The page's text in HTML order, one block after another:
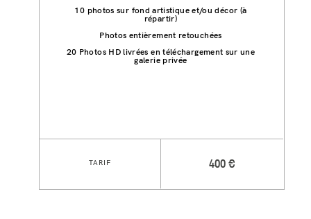
10 photos sur fond artistique et/ou décor (à
répartir)
Photos entièrement retouchées
20 Photos HD livrées en téléchargement sur une
galerie privée
400 €
TARIF